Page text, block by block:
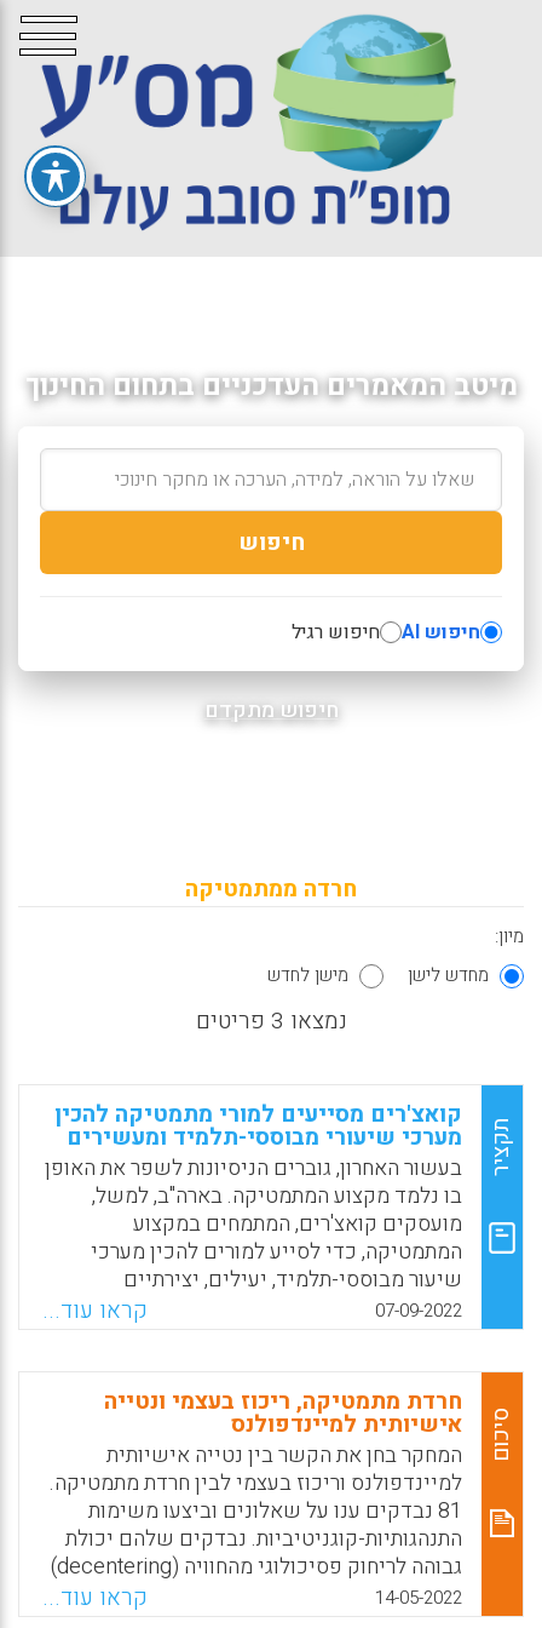
מיטב המאמרים העדכניים בתחום החינוך
חיפוש
חיפוש AI חיפוש רגיל
חיפוש מתקדם
חרדה ממתמטיקה
מיון:
מחדש לישן
מישן לחדש
נמצאו 3 פריטים
תקציר
קואצ'רים מסייעים למורי מתמטיקה להכין
מערכי שיעורי מבוססי-תלמיד ומעשירים
בעשור האחרון, גוברים הניסיונות לשפר את האופן
בו נלמד מקצוע המתמטיקה. בארה"ב, למשל,
מועסקים קואצ'רים, המתמחים במקצוע
המתמטיקה, כדי לסייע למורים להכין מערכי
שיעור מבוססי-תלמיד, יעילים, יצירתיים
ומותאמים לדור הלומדים הנוכחי. זאת, בניגוד
להוראת המתמטיקה הסיזיפית והליניארית הנהוגה
בחלק ממוסדת החינוך. על רקע זה, המחקר מבקש
לבדוק: האם וכיצד קואצ'רים יכולים למקסם את
פרקטיקת ההוראה של מורי מתמטיקה?
WhatsApp
Facebook
Email
X
07-09-2022 קראו עוד...
סיכום
חרדת מתמטיקה, ריכוז בעצמי ונטייה
אישיותית למיינדפולנס
המחקר בחן את הקשר בין נטייה אישיותית
למיינדפולנס וריכוז בעצמי לבין חרדת מתמטיקה.
81 נבדקים ענו על שאלונים וביצעו משימות
התנהגותיות-קוגניטיביות. נבדקים שלהם יכולת
גבוהה לריחוק פסיכולוגי מהחוויה (decentering)
וכן נטייה אישיותית למיינדפולנס הראו רמות
14-05-2022 קראו עוד...